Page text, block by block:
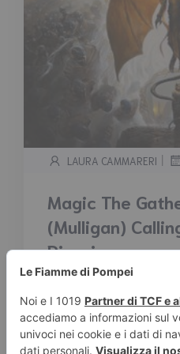
LAURA CAMMARERI |
Magic The
(Mulligan)
Pisani
Tempo stimato di
La Guerra della
vicinissima ad una
WWE dei tempi d’oro
l’attenzione su di sé....